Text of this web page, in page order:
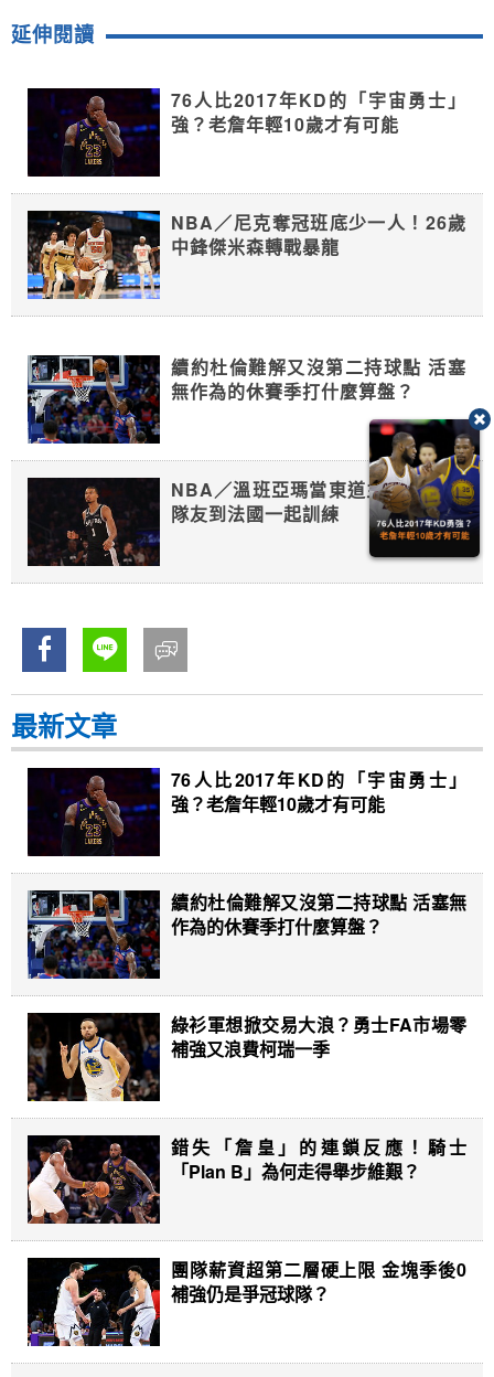
延伸閱讀
76人比2017年KD的「宇宙勇士」
強？老詹年輕10歲才有可能
NBA／尼克奪冠班底少一人！26歲
中鋒傑米森轉戰暴龍
續約杜倫難解又沒第二持球點 活塞
無作為的休賽季打什麼算盤？
NBA／溫班亞瑪當東道主 號召馬刺
隊友到法國一起訓練
最新文章
76人比2017年KD的「宇宙勇士」
強？老詹年輕10歲才有可能
續約杜倫難解又沒第二持球點 活塞無
作為的休賽季打什麼算盤？
綠衫軍想掀交易大浪？勇士FA市場零
補強又浪費柯瑞一季
錯失「詹皇」的連鎖反應！騎士
「Plan B」為何走得舉步維艱？
團隊薪資超第二層硬上限 金塊季後0
補強仍是爭冠球隊？